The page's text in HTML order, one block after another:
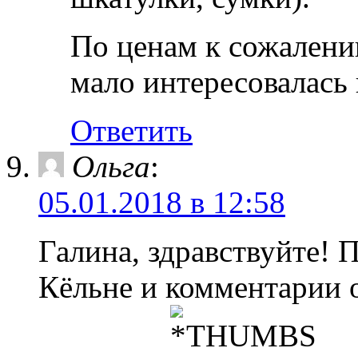
По ценам к
мало
Ответить
Ольга:
05.01.2018 в 12:58
Галина, здравствуйте!
Кёльне и комментарии